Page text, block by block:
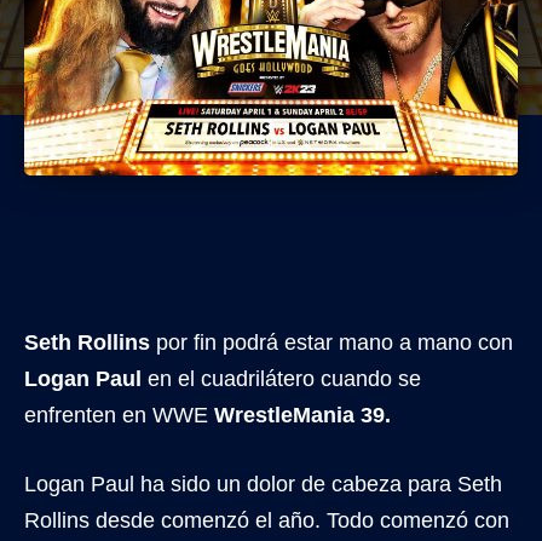
Seth Rollins por fin podrá estar mano a mano con
Logan Paul en el cuadrilátero cuando se
enfrenten en WWE WrestleMania 39.
Logan Paul ha sido un dolor de cabeza para Seth
Rollins desde comenzó el año. Todo comenzó con